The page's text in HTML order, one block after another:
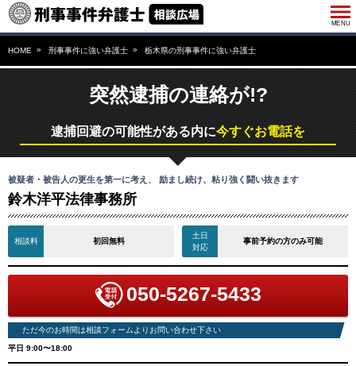
HOME 刑事事件に強い弁護士 栃木県の刑事事件に強い弁護士
突然逮捕の連絡が!?
逮捕回避の可能性がある内に今すぐお電話を
被疑者・被告人の更生を第一に考え、 励まし続け、粘り強く闘い抜きます
鈴木洋平法律事務所
相談料 初回無料
土日
対応
事前予約の方のみ可能
050-5267-5433
ただ今のお時間は相談フォームよりお問い合わせ下さい
平日 9:00〜18:00